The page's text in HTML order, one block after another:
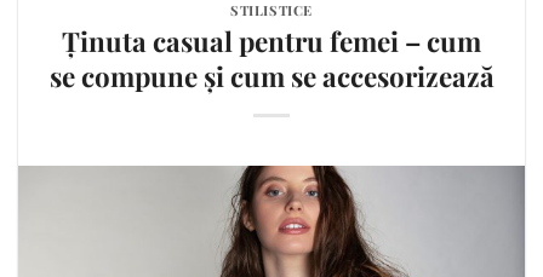
STILISTICE
Ținuta casual pentru femei – cum
se compune și cum se accesorizează